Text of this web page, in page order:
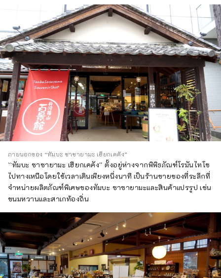
ภายนอกของ “ทัมบะ ซาซายามะ เฮียกเคคัง”
``ทัมบะ ซาซายามะ เฮียกเคคัง'' ตั้งอยู่ห่างจากพิพิธภัณฑ์โรมันไทโช
ไปทางเหนือโดยใช้เวลาเดินเพียงหนึ่งนาที เป็นร้านขายของที่ระลึกที่
จำหน่ายผลิตภัณฑ์พิเศษของทัมบะ ซาซายามะและสินค้าแปรรูป เช่น
ขนมหวานและสาเกท้องถิ่น